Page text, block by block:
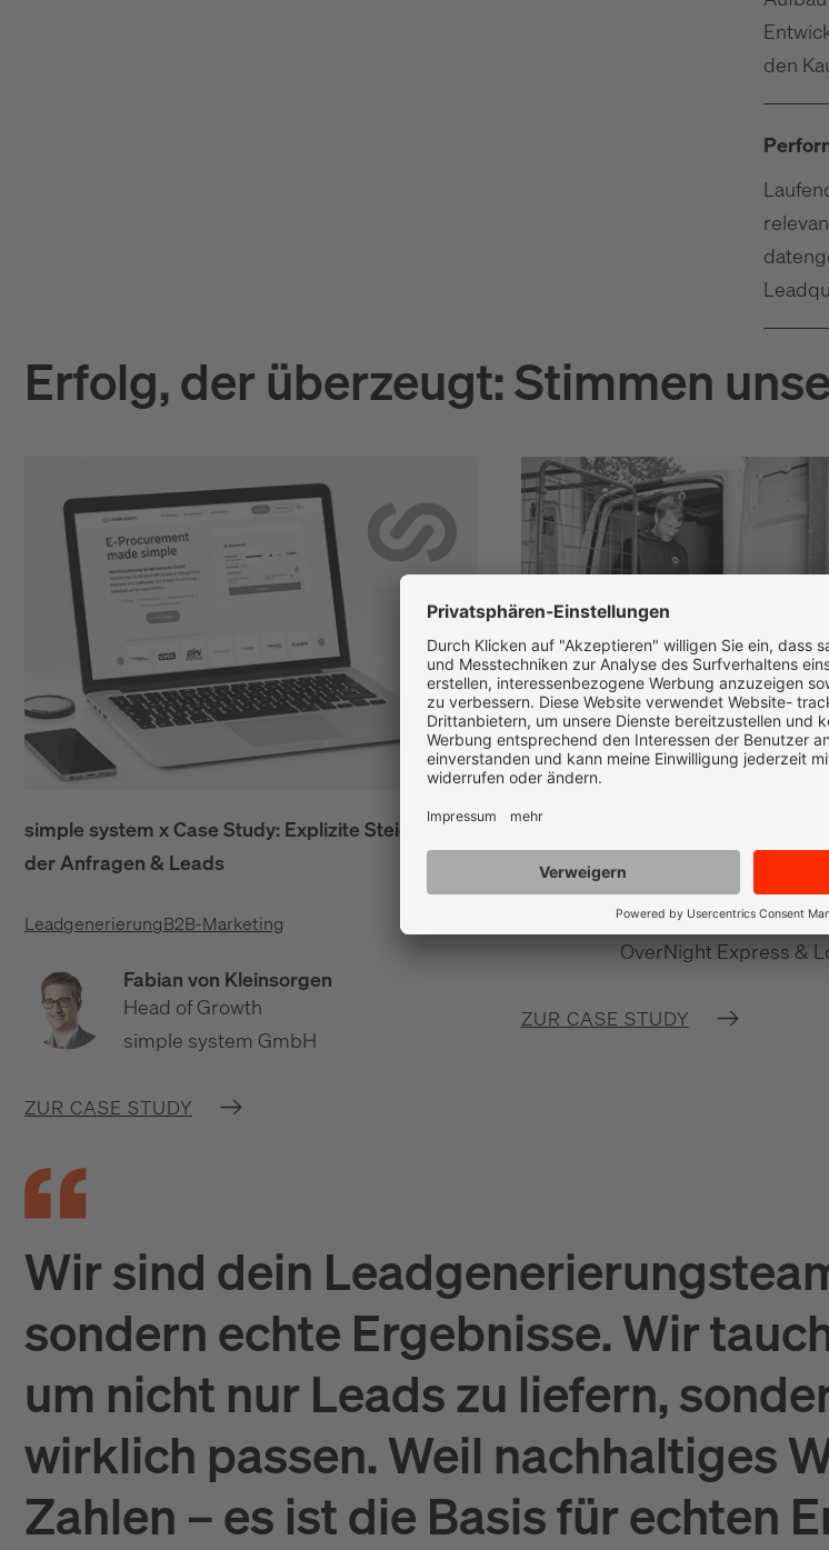
den
Erfolg, der überzeugt: Stimmen
simple system x Case Study: Explizite Steigerung
der Anfragen & Leads
LeadgenerierungB2B-Marketing
Fabian von Kleinsorgen
Head of Growth
simple system GmbH
ZUR CASE STUDY
Miriam Phillips
Marketing &
OverNight Express &
ZUR CASE STUDY
Wir sind dein
sondern echte Ergebnisse. Wir
um nicht nur Leads zu liefern,
wirklich passen. Weil nachhaltiges
Zahlen – es ist die Basis für echten